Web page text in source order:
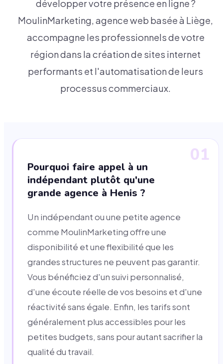
développer votre présence en ligne ?
MoulinMarketing, agence web basée à Liège,
accompagne les professionnels de votre
région dans la création de sites internet
performants et l'automatisation de leurs
processus commerciaux.
01
Pourquoi faire appel à un
indépendant plutôt qu'une
grande agence à Henis ?
Un indépendant ou une petite agence
comme MoulinMarketing offre une
disponibilité et une flexibilité que les
grandes structures ne peuvent pas garantir.
Vous bénéficiez d'un suivi personnalisé,
d'une écoute réelle de vos besoins et d'une
réactivité sans égale. Enfin, les tarifs sont
généralement plus accessibles pour les
petites budgets, sans pour autant sacrifier la
qualité du travail.